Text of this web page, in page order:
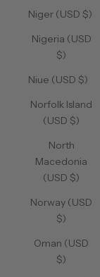
Niger (USD $)
Nigeria (USD
$)
Niue (USD $)
Norfolk Island
(USD $)
North
Macedonia
(USD $)
Norway (USD
$)
Oman (USD
$)